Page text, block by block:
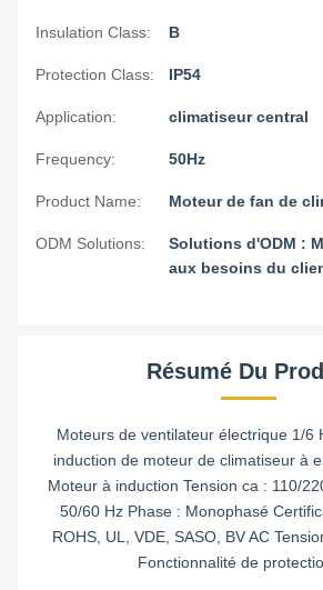
Insulation Class: B
Protection Class: IP54
Application: climatiseur central
Frequency: 50Hz
Product Name: Moteur de fan de
ODM Solutions:
Solutions d'ODM :
aux besoins du
Résumé Du
Moteurs de ventilateur électrique 1/6
induction de moteur de climatiseur à
Moteur à induction Tension ca : 110/
50/60 Hz Phase : Monophasé
ROHS, UL, VDE, SASO, BV AC
Fonctionnalité de